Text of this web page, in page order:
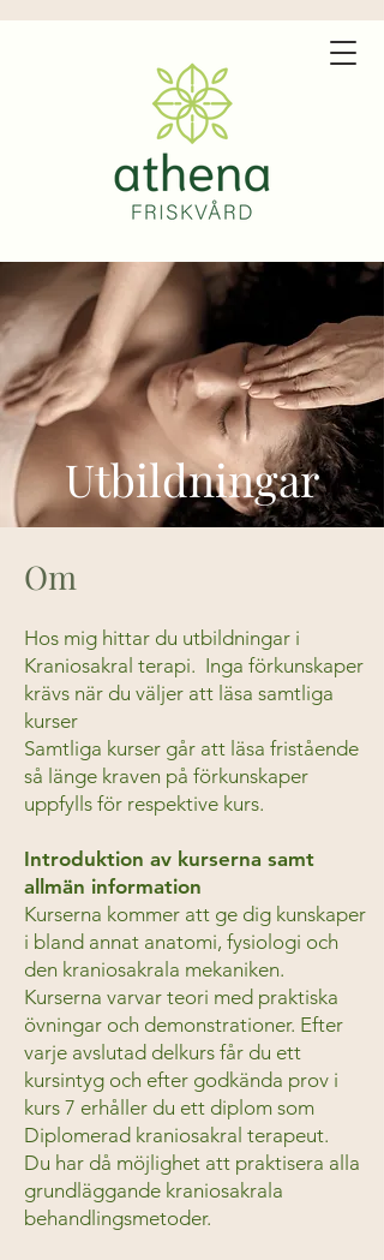
Utbildningar
Om
Hos mig hittar du utbildningar i
Kraniosakral terapi. Inga förkunskaper
krävs när du väljer att läsa samtliga
kurser
Samtliga kurser går att läsa fristående
så länge kraven på förkunskaper
uppfylls för respektive kurs.
Introduktion av kurserna samt
allmän information
Kurserna kommer att ge dig kunskaper
i bland annat anatomi, fysiologi och
den kraniosakrala mekaniken.
Kurserna varvar teori med praktiska
övningar och demonstrationer. Efter
varje avslutad delkurs får du ett
kursintyg och efter godkända prov i
kurs 7 erhåller du ett diplom som
Diplomerad kraniosakral terapeut.
Du har då möjlighet att praktisera alla
grundläggande kraniosakrala
behandlingsmetoder.